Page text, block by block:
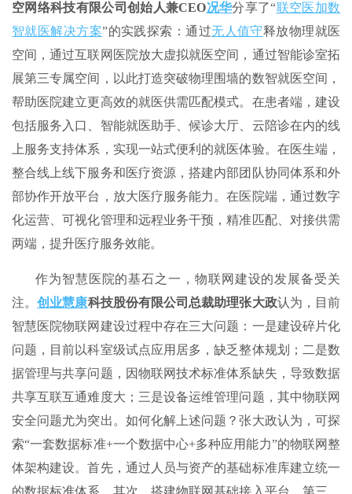
空网络科技有限公司创始人兼CEO况华分享了“联空医加数
智就医解决方案”的实践探索：通过无人值守释放物理就医
空间，通过互联网医院放大虚拟就医空间，通过智能诊室拓
展第三专属空间，以此打造突破物理围墙的数智就医空间，
帮助医院建立更高效的就医供需匹配模式。在患者端，建设
包括服务入口、智能就医助手、候诊大厅、云陪诊在内的线
上服务支持体系，实现一站式便利的就医体验。在医生端，
整合线上线下服务和医疗资源，搭建内部团队协同体系和外
部协作开放平台，放大医疗服务能力。在医院端，通过数字
化运营、可视化管理和远程业务干预，精准匹配、对接供需
两端，提升医疗服务效能。
作为智慧医院的基石之一，物联网建设的发展备受关
注。创业慧康科技股份有限公司总裁助理张大政认为，目前
智慧医院物联网建设过程中存在三大问题：一是建设碎片化
问题，目前以科室级试点应用居多，缺乏整体规划；二是数
据管理与共享问题，因物联网技术标准体系缺失，导致数据
共享互联互通难度大；三是设备运维管理问题，其中物联网
安全问题尤为突出。如何化解上述问题？张大政认为，可探
索“一套数据标准+一个数据中心+多种应用能力”的物联网整
体架构建设。首先，通过人员与资产的基础标准库建立统一